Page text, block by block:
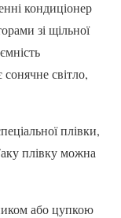
кондиціонер
зі щільної
світло,
плівки,
плівку можна
або цупкою